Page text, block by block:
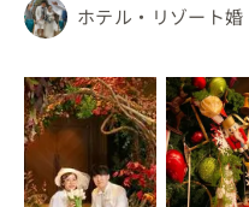
ホテル・リゾート婚